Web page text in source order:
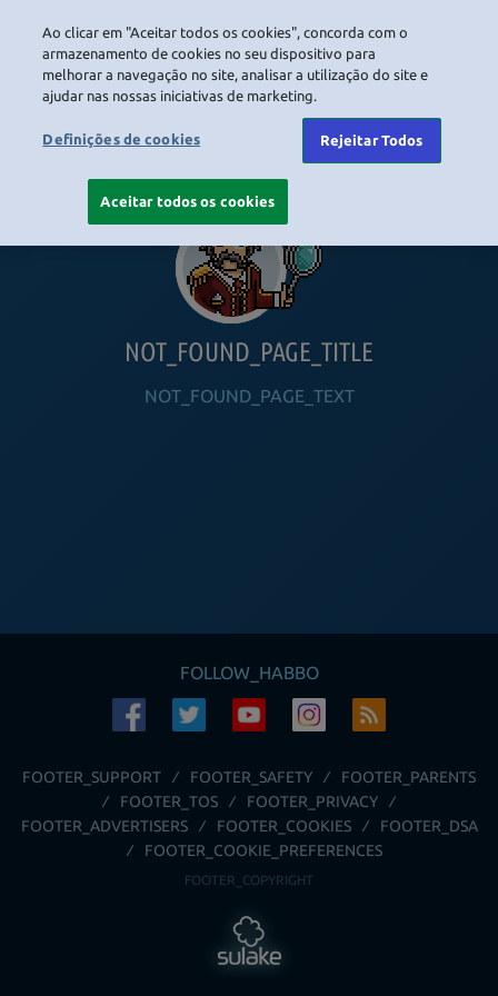
NOT_FOUND_PAGE_TITLE
NOT_FOUND_PAGE_TEXT
FOLLOW_HABBO
FOOTER_SUPPORT FOOTER_SAFETY
FOOTER_PARENTS
FOOTER_TOS
FOOTER_PRIVACY
FOOTER_ADVERTISERS
FOOTER_COOKIES
FOOTER_DSA
FOOTER_COOKIE_PREFERENCES
FOOTER_COPYRIGHT
Ao clicar em "Aceitar todos os cookies", concorda com o
armazenamento de cookies no seu dispositivo para
melhorar a navegação no site, analisar a utilização do site e
ajudar nas nossas iniciativas de marketing.
Definições de cookies Rejeitar Todos
Aceitar todos os cookies